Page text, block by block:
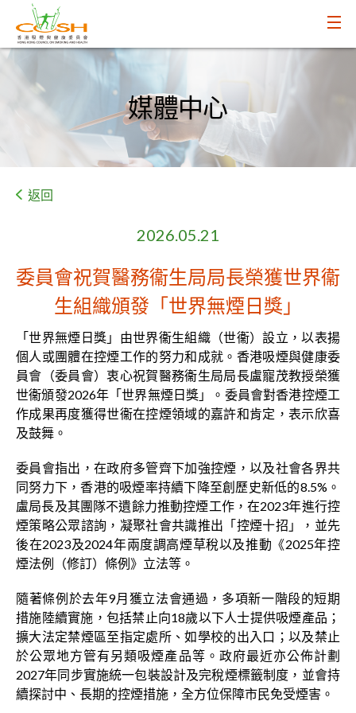
媒體中心
返回
2026.05.21
委員會祝賀醫務衞生局局長榮獲世界衞
生組織頒發「世界無煙日獎」
「世界無煙日獎」由世界衞生組織（世衞）設立，以表揚
個人或團體在控煙工作的努力和成就。香港吸煙與健康委
員會（委員會）衷心祝賀醫務衞生局局長盧寵茂教授榮獲
世衞頒發2026年「世界無煙日獎」。委員會對香港控煙工
作成果再度獲得世衞在控煙領域的嘉許和肯定，表示欣喜
及鼓舞。
委員會指出，在政府多管齊下加強控煙，以及社會各界共
同努力下，香港的吸煙率持續下降至創歷史新低的8.5%。
盧局長及其團隊不遺餘力推動控煙工作，在2023年進行控
煙策略公眾諮詢，凝聚社會共識推出「控煙十招」，並先
後在2023及2024年兩度調高煙草稅以及推動《2025年控
煙法例（修訂）條例》立法等。
隨著條例於去年9月獲立法會通過，多項新一階段的短期
措施陸續實施，包括禁止向18歲以下人士提供吸煙產品；
擴大法定禁煙區至指定處所、如學校的出入口；以及禁止
於公眾地方管有另類吸煙產品等。政府最近亦公佈計劃
2027年同步實施統一包裝設計及完稅煙標籤制度，並會持
續探討中、長期的控煙措施，全方位保障市民免受煙害。